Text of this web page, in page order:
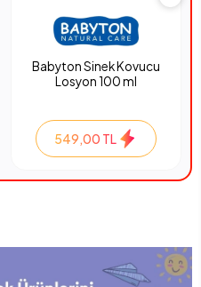
Babyton Sinek Kovucu
Losyon 100 ml
549,00 TL